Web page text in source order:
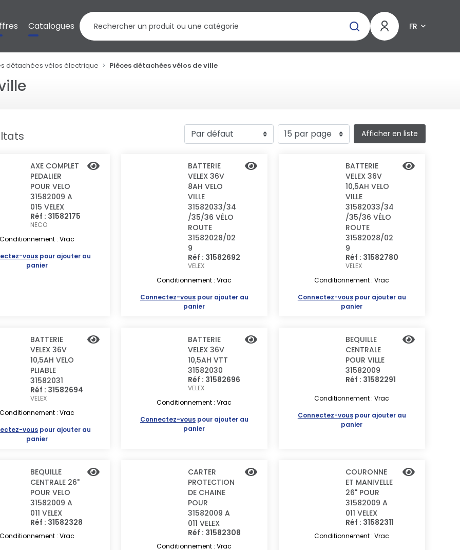
Catalogues FR
détachées vélos électrique Pièces détachées vélos de ville
Afficher en liste
AXE COMPLET
PEDALIER
POUR VELO
31582009 A
015 VELEX
Réf : 31582175
NECO
: Vrac
vous pour ajouter au
panier
BATTERIE
VELEX 36V
8AH VELO
VILLE
31582033/34
/35/36 VÉLO
ROUTE
31582028/02
9
Réf : 31582692
VELEX
Conditionnement : Vrac
Connectez-vouspour ajouter au
panier
BATTERIE
VELEX 36V
10,5AH VELO
VILLE
31582033/34
/35/36 VÉLO
ROUTE
31582028/02
9
Réf : 31582780
VELEX
Conditionnement : Vrac
Connectez-vouspour ajouter au
panier
BATTERIE
VELEX 36V
10,5AH VELO
PLIABLE
31582031
Réf : 31582694
VELEX
: Vrac
vous pour ajouter au
panier
BATTERIE
VELEX 36V
10,5AH VTT
31582030
Réf : 31582696
VELEX
Conditionnement : Vrac
Connectez-vouspour ajouter au
panier
BEQUILLE
CENTRALE
POUR VILLE
31582009
Réf : 31582291
Conditionnement : Vrac
Connectez-vouspour ajouter au
panier
BEQUILLE
CENTRALE 26"
POUR VELO
31582009 A
011 VELEX
Réf : 31582328
: Vrac
CARTER
PROTECTION
DE CHAINE
POUR
31582009 A
011 VELEX
Réf : 31582308
Conditionnement : Vrac
COURONNE
ET MANIVELLE
26" POUR
31582009 A
011 VELEX
Réf : 31582311
Conditionnement : Vrac